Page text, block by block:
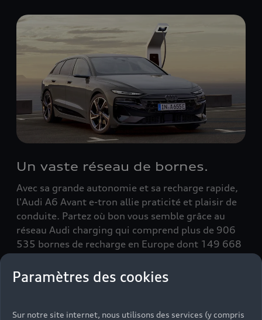
Un vaste réseau de bornes.
Avec sa grande autonomie et sa recharge rapide,
l'Audi A6 Avant e-tron allie praticité et plaisir de
conduite. Partez où bon vous semble grâce au
réseau Audi charging qui comprend plus de 906
535 bornes de recharge en Europe dont 149 668
Paramètres des cookies
Sur notre site internet, nous utilisons des services (y compris